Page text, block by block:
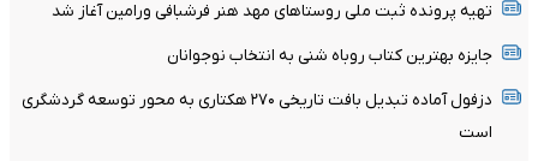
تهیه پرونده ثبت ملی روستاهای مهد هنر فرشبافی ورامین آغاز شد
جایزه بهترین کتاب روباه شنی به انتخاب نوجوانان
دزفول آماده تبدیل بافت تاریخی ۲۷۰ هکتاری به محور توسعه گردشگری
است